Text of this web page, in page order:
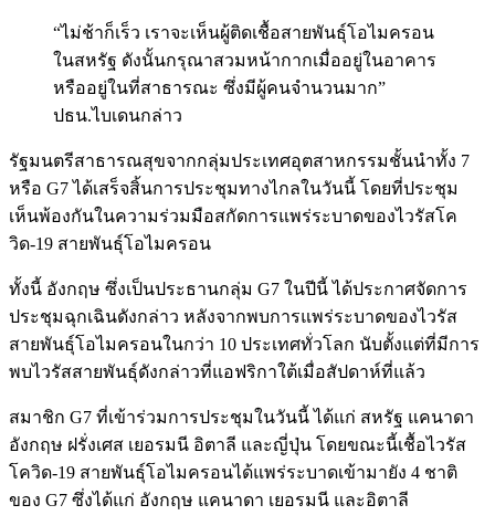
“ไม่ช้าก็เร็ว เราจะเห็นผู้ติดเชื้อสายพันธุ์โอไมครอน
ในสหรัฐ ดังนั้นกรุณาสวมหน้ากากเมื่ออยู่ในอาคาร
หรืออยู่ในที่สาธารณะ ซึ่งมีผู้คนจำนวนมาก”
ปธน.ไบเดนกล่าว
รัฐมนตรีสาธารณสุขจากกลุ่มประเทศอุตสาหกรรมชั้นนำทั้ง 7
หรือ G7 ได้เสร็จสิ้นการประชุมทางไกลในวันนี้ โดยที่ประชุม
เห็นพ้องกันในความร่วมมือสกัดการแพร่ระบาดของไวรัสโค
วิด-19 สายพันธุ์โอไมครอน
ทั้งนี้ อังกฤษ ซึ่งเป็นประธานกลุ่ม G7 ในปีนี้ ได้ประกาศจัดการ
ประชุมฉุกเฉินดังกล่าว หลังจากพบการแพร่ระบาดของไวรัส
สายพันธุ์โอไมครอนในกว่า 10 ประเทศทั่วโลก นับตั้งแต่ที่มีการ
พบไวรัสสายพันธุ์ดังกล่าวที่แอฟริกาใต้เมื่อสัปดาห์ที่แล้ว
สมาชิก G7 ที่เข้าร่วมการประชุมในวันนี้ ได้แก่ สหรัฐ แคนาดา
อังกฤษ ฝรั่งเศส เยอรมนี อิตาลี และญี่ปุ่น โดยขณะนี้เชื้อไวรัส
โควิด-19 สายพันธุ์โอไมครอนได้แพร่ระบาดเข้ามายัง 4 ชาติ
ของ G7 ซึ่งได้แก่ อังกฤษ แคนาดา เยอรมนี และอิตาลี